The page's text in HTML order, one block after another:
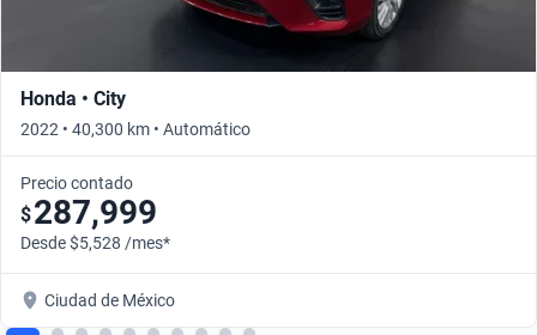
Honda • City
2022 • 40,300 km • Automático
Precio contado
$287,999
Desde $5,528 /mes*
Ciudad de México